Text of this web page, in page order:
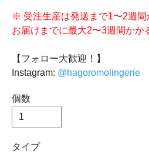
※ 受注生産は発送まで1〜2週間
お届けまでに最大2〜3週間かか
【フォロー大歓迎！】
Instagram: @hagoromolingerie
個数
タイプ